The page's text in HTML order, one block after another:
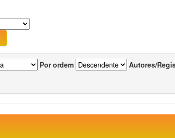
Por ordem Autores/